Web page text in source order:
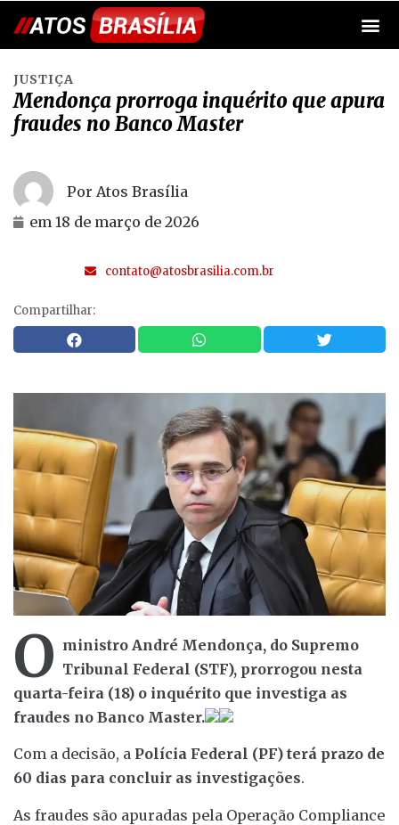
JUSTIÇA
Mendonça prorroga inquérito que apura
fraudes no Banco Master
Por Atos Brasília
em 18 de março de 2026
contato@atosbrasilia.com.br
Compartilhar:
O ministro André Mendonça, do Supremo
Tribunal Federal (STF), prorrogou nesta
quarta-feira (18) o inquérito que investiga as
fraudes no Banco Master.
Com a decisão, a Polícia Federal (PF) terá prazo de
60 dias para concluir as investigações.
As fraudes são apuradas pela Operação Compliance